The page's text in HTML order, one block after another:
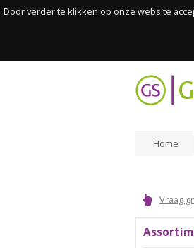
Door verder te klikken op onze website
Home
Vraag